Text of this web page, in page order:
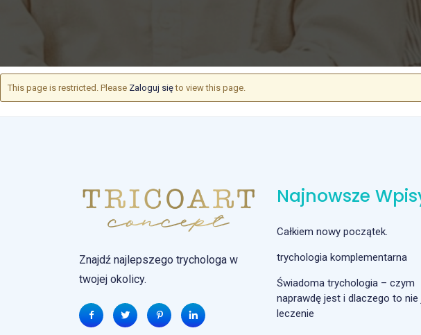
This page is restricted. Please Zaloguj sięto view this page.
Znajdź najlepszego trychologa w
twojej okolicy.
Najnowsze
Całkiem nowy początek.
trychologia komplementarna
Świadoma trychologia – czym
naprawdę jest i dlaczego to nie
leczenie